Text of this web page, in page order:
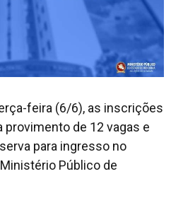
feira (6/6), as inscrições
de 12 vagas e
para ingresso no
Público de